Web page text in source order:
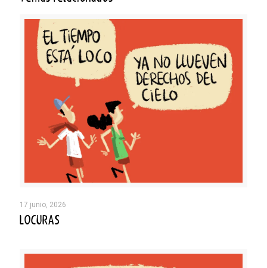
17 junio, 2026
LOCURAS